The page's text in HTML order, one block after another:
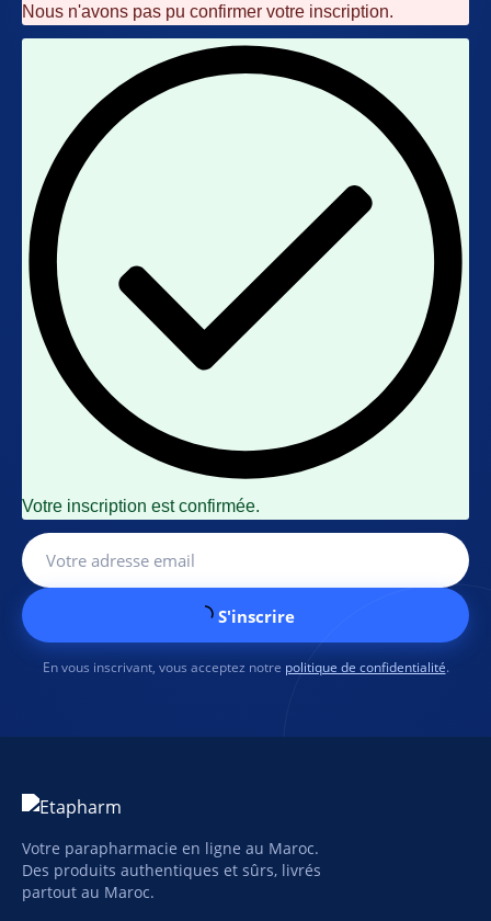
Nous n'avons pas pu confirmer votre inscription.
Votre inscription est confirmée.
S'inscrire
En vous inscrivant, vous acceptez notre politique de confidentialité.
Votre parapharmacie en ligne au Maroc.
Des produits authentiques et sûrs, livrés
partout au Maroc.